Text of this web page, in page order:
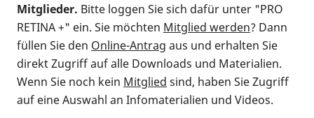
Mitglieder. Bitte loggen Sie sich dafür unter "PRO
RETINA +" ein. Sie möchten Mitglied werden? Dann
füllen Sie den Online-Antrag aus und erhalten Sie
direkt Zugriff auf alle Downloads und Materialien.
Wenn Sie noch kein Mitglied sind, haben Sie Zugriff
auf eine Auswahl an Infomaterialien und Videos.